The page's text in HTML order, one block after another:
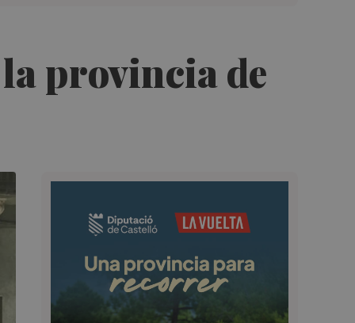
provincia de